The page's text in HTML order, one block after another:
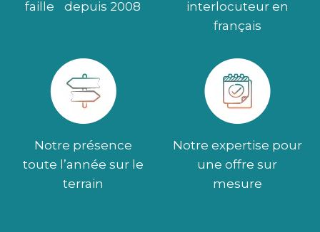
faille depuis 2008
interlocuteur en
français
Notre présence
toute l’année sur le
terrain
Notre expertise pour
une offre sur
mesure